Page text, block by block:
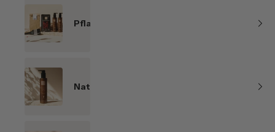
Pflanzenhaarfarben
Naturkosmetik